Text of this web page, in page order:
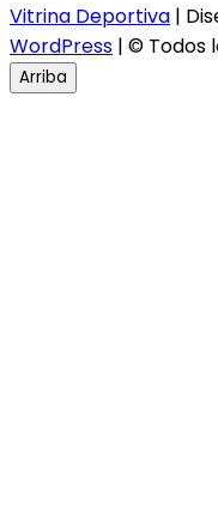
Vitrina Deportiva |
WordPress | © Todos
Arriba